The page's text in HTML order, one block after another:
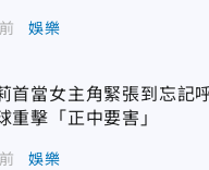
娛樂
首當女主角緊張到忘記
重擊「正中要害」
娛樂